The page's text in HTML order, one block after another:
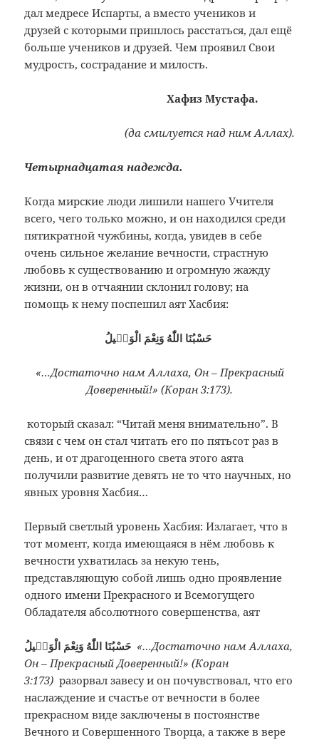
дал медресе Испарты, а вместо учеников и
друзей с которыми пришлось расстаться, дал ещё
больше учеников и друзей. Чем проявил Свои
мудрость, сострадание и милость.
Хафиз Мустафа.
(да смилуется над ним Аллах).
Четырнадцатая надежда.
Когда мирские люди лишили нашего Учителя
всего, чего только можно, и он находился среди
пятикратной чужбины, когда, увидев в себе
очень сильное желание вечности, страстную
любовь к существованию и огромную жажду
жизни, он в отчаянии склонил голову; на
помощь к нему поспешил аят Хасбия:
«…Достаточно нам Аллаха, Он – Прекрасный
Доверенный!» (Коран 3:173).
который сказал: “Читай меня внимательно”. В
связи с чем он стал читать его по пятьсот раз в
день, и от драгоценного света этого аята
получили развитие девять не то что научных, но
явных уровня Хасбия…
Первый светлый уровень Хасбия: Излагает, что в
тот момент, когда имеющаяся в нём любовь к
вечности ухватилась за некую тень,
представляющую собой лишь одно проявление
одного имени Прекрасного и Всемогущего
Обладателя абсолютного совершенства, аят
«…Достаточно нам Аллаха,
Он – Прекрасный Доверенный!» (Коран
3:173)разорвал завесу и он почувствовал, что его
наслаждение и счастье от вечности в более
прекрасном виде заключены в постоянстве
Вечного и Совершенного Творца, а также в вере